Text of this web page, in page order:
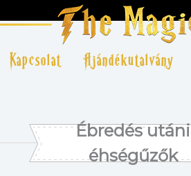
Kapcsolat Ajándékutalvány
Ébredés utáni
éhségűzők